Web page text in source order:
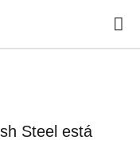
Steel está